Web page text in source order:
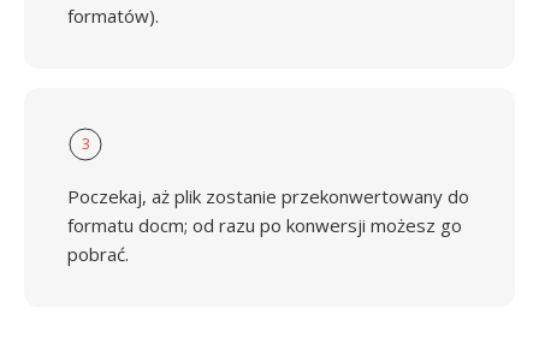
formatów).
3
Poczekaj, aż plik zostanie przekonwertowany do
formatu docm; od razu po konwersji możesz go
pobrać.